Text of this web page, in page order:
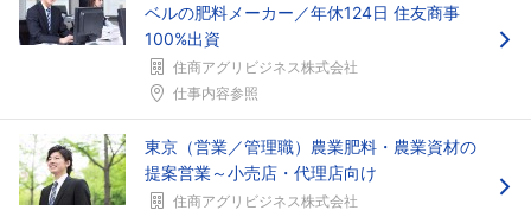
フォローしました
こちらの企業もフォローしませんか？
ベルの肥料メーカー／年休124日 住友商事
100%出資
住商アグリビジネス株式会社
仕事内容参照
東京（営業／管理職）農業肥料・農業資材の
提案営業～小売店・代理店向け
住商アグリビジネス株式会社